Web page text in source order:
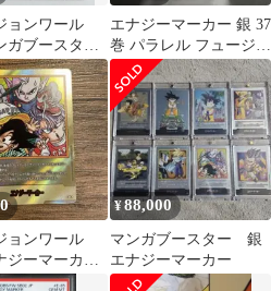
ョンワール
ブースター
銀エナジーマ
エナジーマーカー 銀 37
巻 パラレル フュージョ
ンワールド ドラゴンボ
ール
ョンワール
ーマーカー
巻表紙
¥88,000
マンガブースター 銀
エナジーマーカー